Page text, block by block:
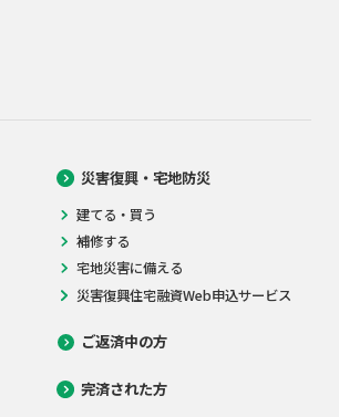
災害復興・宅地防災
建てる・買う
補修する
宅地災害に備える
災害復興住宅融資Web申込サービス
ご返済中の方
完済された方